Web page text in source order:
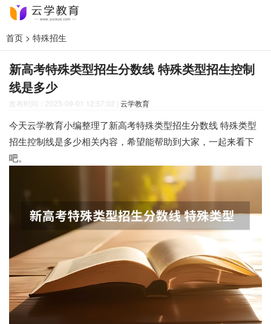
首页 > 特殊招生
新高考特殊类型招生分数线 特殊类型招生控制
线是多少
发布时间：2023-09-01 12:57:02 | 云学教育
今天云学教育小编整理了新高考特殊类型招生分数线 特殊类型
招生控制线是多少相关内容，希望能帮助到大家，一起来看下
吧。